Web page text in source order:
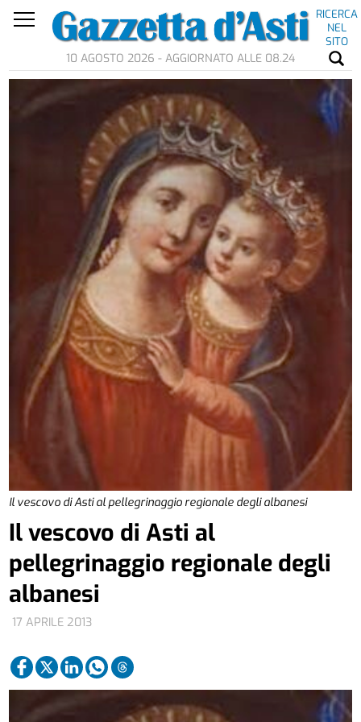
RICERCA
NEL
SITO
10 AGOSTO 2026 - AGGIORNATO ALLE 08.24
Il vescovo di Asti al pellegrinaggio regionale degli albanesi
17 APRILE 2013
Il vescovo di Asti al
pellegrinaggio regionale degli
albanesi